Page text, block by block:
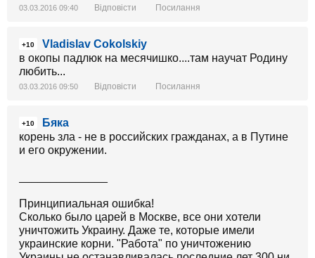
03.03.2016 09:40 Відповісти Посилання
+10
Vladislav Cokolskiy
в окопы падлюк на месячишко....там научат Родину
любить...
03.03.2016 09:50 Відповісти Посилання
+10
Бяка
корень зла - не в российских гражданах, а в Путине
и его окружении.
Принципиальная ошибка!
Сколько было царей в Москве, все они хотели
уничтожить Украину. Даже те, которые имели
украинские корни. "Работа" по уничтожению